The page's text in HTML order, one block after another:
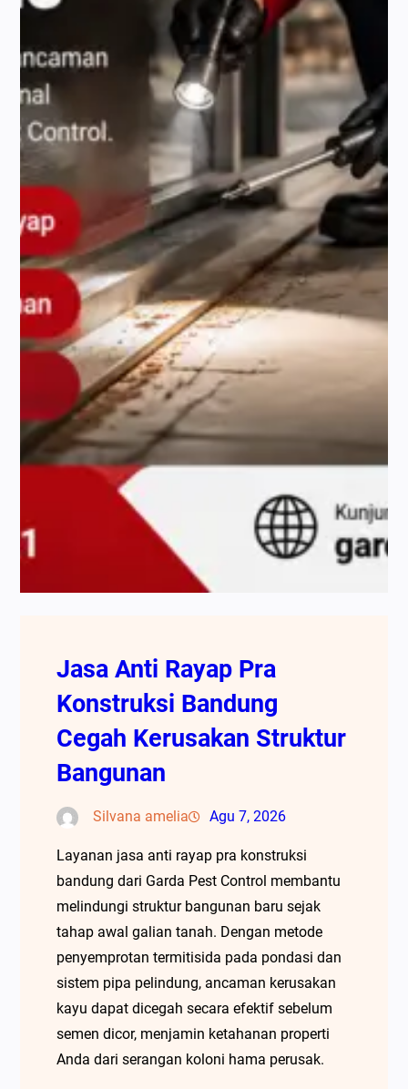
Jasa Anti Rayap Pra
Konstruksi Bandung
Cegah Kerusakan Struktur
Bangunan
Silvana amelia Agu 7, 2026
Layanan jasa anti rayap pra konstruksi
bandung dari Garda Pest Control membantu
melindungi struktur bangunan baru sejak
tahap awal galian tanah. Dengan metode
penyemprotan termitisida pada pondasi dan
sistem pipa pelindung, ancaman kerusakan
kayu dapat dicegah secara efektif sebelum
semen dicor, menjamin ketahanan properti
Anda dari serangan koloni hama perusak.